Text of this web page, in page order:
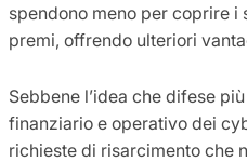
spendono meno per coprire i
premi, offrendo ulteriori
Sebbene l’idea che difese
finanziario e operativo dei
richieste di risarcimento che